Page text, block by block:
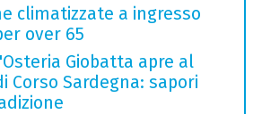
climatizzate a ingresso
over 65
Giobatta apre al
Corso Sardegna: sapori